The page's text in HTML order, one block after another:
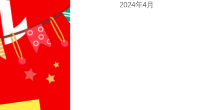
2024年4月